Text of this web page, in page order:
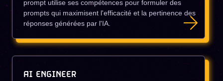
prompt utilise ses compétences pour formuler des
prompts qui maximisent l'efficacité et la pertinence des
réponses générées par l'IA.
AI ENGINEER